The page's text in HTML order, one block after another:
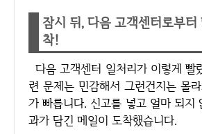
잠시 뒤, 다음 고객센터로부
착!
다음 고객센터 일처리가 이렇게 빨랐나요? 저작권 관
련 문제는 민감해서 그런건지는 몰
가 빠릅니다. 신고를 넣고 얼마 되지
과가 담긴 메일이 도착했습니다.